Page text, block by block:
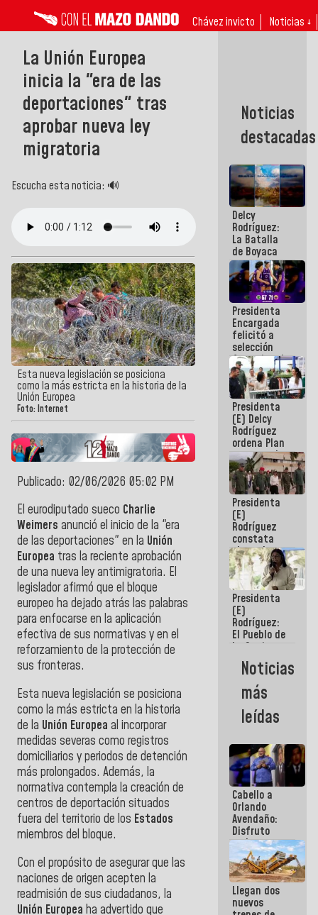
Chávez invicto Noticias ↓
La Unión Europea
inicia la "era de las
deportaciones" tras
aprobar nueva ley
migratoria
Escucha esta noticia: 🔊
Esta nueva legislación se posiciona
como la más estricta en la historia de la
Unión Europea
Foto: Internet
Publicado: 02/06/2026 05:02 PM
El eurodiputado sueco Charlie
Weimers anunció el inicio de la "era
de las deportaciones" en la Unión
Europea tras la reciente aprobación
de una nueva ley antimigratoria. El
legislador afirmó que el bloque
europeo ha dejado atrás las palabras
para enfocarse en la aplicación
efectiva de sus normativas y en el
reforzamiento de la protección de
sus fronteras.
Esta nueva legislación se posiciona
como la más estricta en la historia
de la Unión Europea al incorporar
medidas severas como registros
domiciliarios y periodos de detención
más prolongados. Además, la
normativa contempla la creación de
centros de deportación situados
fuera del territorio de los Estados
miembros del bloque.
Con el propósito de asegurar que las
naciones de origen acepten la
readmisión de sus ciudadanos, la
Unión Europea ha advertido que
Noticias
destacadas
Delcy
Rodríguez:
La Batalla
de Boyaca
representa
un capítulo
decisivo en
la gesta
emancipadora
de nuestra
América
Presidenta
Encargada
felicitó a
selección
femenina de
baloncesto
por su
clasificación
a la
AmeriCup
2027
Presidenta
(E) Delcy
Rodríguez
ordena Plan
maestro de
desarrollo
logístico y
turístico
para La
Guaira
Presidenta
(E)
Rodríguez
constata
obras de
rehabilitación
de Escuela
Militar de
Mamo en La
Guaira
Presidenta
(E)
Rodríguez:
El Pueblo de
La Guaira
siempre
estará
acompañada
por el
Gobierno
Nacional
Noticias
más
leídas
Cabello a
Orlando
Avendaño:
Disfruto
cada vez
que escribes
porque lo
que haces
es
embarrarla
Llegan dos
nuevos